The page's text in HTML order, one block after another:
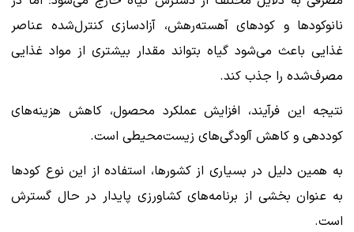
نانوکودها و کودهای آهسته‌رهش، آزادسازی کنترل‌شده عناصر
غذایی باعث می‌شود گیاه بتواند مقدار بیشتری از مواد غذایی
مصرف‌شده را جذب کند.
نتیجه این فرآیند، افزایش عملکرد محصول، کاهش هزینه‌های
کوددهی و کاهش آلودگی‌های زیست‌محیطی است.
به همین دلیل در بسیاری از کشورها، استفاده از این نوع کودها
به عنوان بخشی از برنامه‌های کشاورزی پایدار در حال گسترش
است.